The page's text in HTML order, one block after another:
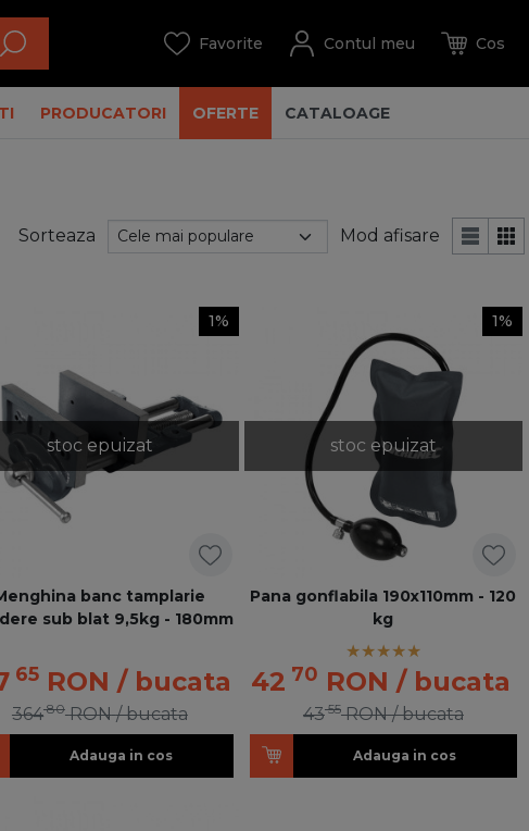
PRODUCATORI OFERTE CATALOAGE
Sorteaza Mod afisare
stoc epuizat
1%
banc tamplarie
sub blat 9,5kg - 180mm
65 RON / bucata
36480 RON / bucata
Adauga in cos
stoc epuizat
1%
Pana gonflabila 190x110mm - 120
kg
42 70 RON / bucata
4355 RON / bucata
Adauga in cos